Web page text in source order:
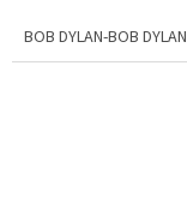
BOB DYLAN-BOB DYLAN